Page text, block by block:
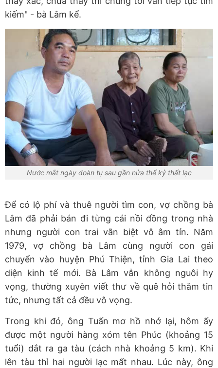
kiếm" - bà Lâm kể.
Nước mắt ngày đoàn tụ sau gần nửa thế kỷ thất lạc
Để có lộ phí và thuê người tìm con, vợ chồng bà
Lâm đã phải bán đi từng cái nồi đồng trong nhà
nhưng người con trai vẫn biệt vô âm tín. Năm
1979, vợ chồng bà Lâm cùng người con gái
chuyển vào huyện Phú Thiện, tỉnh Gia Lai theo
diện kinh tế mới. Bà Lâm vẫn không nguôi hy
vọng, thường xuyên viết thư về quê hỏi thăm tin
tức, nhưng tất cả đều vô vọng.
Trong khi đó, ông Tuấn mơ hồ nhớ lại, hôm ấy
được một người hàng xóm tên Phúc (khoảng 15
tuổi) dắt ra ga tàu (cách nhà khoảng 5 km). Khi
lên tàu thì hai người lạc mất nhau. Lúc này, ông